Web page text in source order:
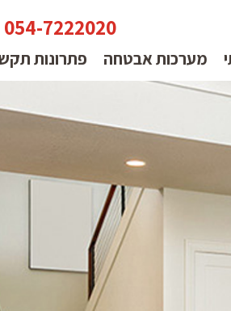
054-7222020
מערכות אבטחה פתרונות